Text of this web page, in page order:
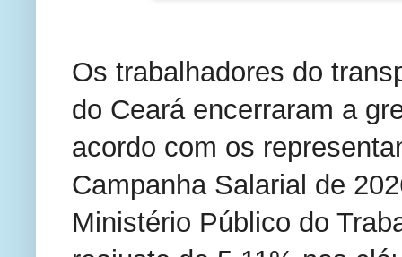
Os trabalhadores do
do Ceará encerraram a
acordo com os
Campanha Salarial de
Ministério Público do